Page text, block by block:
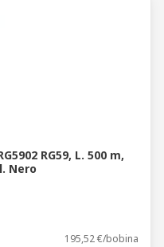
RG59, L. 500 m,
Nero
195,52 €/bobina